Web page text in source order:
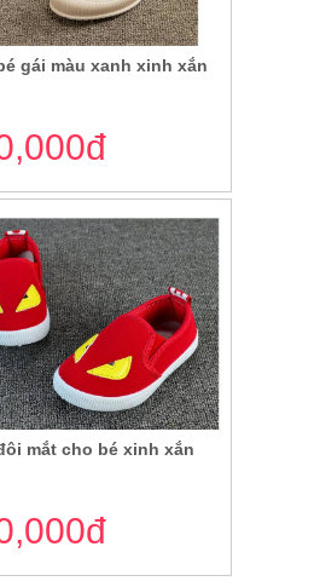
gái màu xanh xinh xắn
mắt cho bé xinh xắn